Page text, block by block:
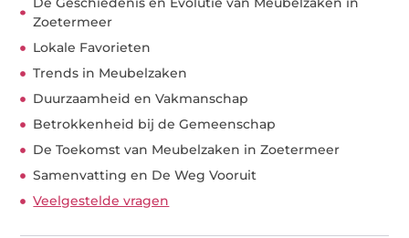
Zoetermeer
Lokale Favorieten
Trends in Meubelzaken
Duurzaamheid en Vakmanschap
Betrokkenheid bij de Gemeenschap
De Toekomst van Meubelzaken in Zoetermeer
Samenvatting en De Weg Vooruit
Veelgestelde vragen